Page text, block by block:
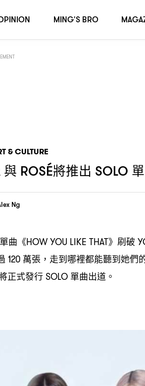
& CULTURE
與 ROSÉ將推出 SOLO
Ng
曲《HOW YOU LIKE THAT》刷破
120 萬張 ， 走到哪裡都能聽到她們
正式發行 SOLO 單曲出道。
MING'S BRO